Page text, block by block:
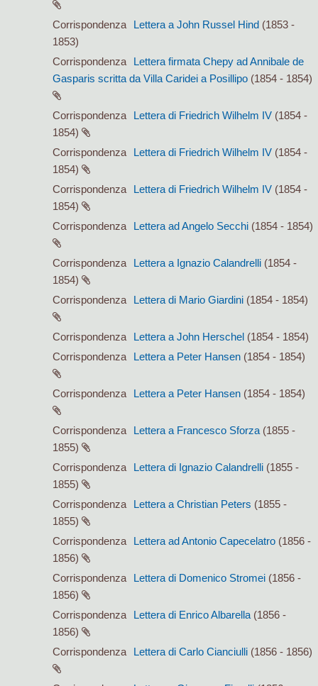
Corrispondenza Lettera a John Russel Hind (1853 -
1853)
Corrispondenza
Lettera firmata Chepy ad Annibale de
Gasparis scritta da Villa Caridei a Posillipo (1854 - 1854)
Corrispondenza Lettera di Friedrich Wilhelm IV (1854 -
1854)
Corrispondenza
Lettera di Friedrich Wilhelm IV (1854 -
1854)
Corrispondenza
Lettera di Friedrich Wilhelm IV (1854 -
1854)
Corrispondenza
Lettera ad Angelo Secchi (1854 - 1854)
Corrispondenza Lettera a Ignazio Calandrelli (1854 -
1854)
Corrispondenza
Lettera di Mario Giardini (1854 - 1854)
Corrispondenza Lettera a John Herschel (1854 - 1854)
Corrispondenza
Lettera a Peter Hansen (1854 - 1854)
Corrispondenza Lettera a Peter Hansen (1854 - 1854)
Corrispondenza Lettera a Francesco Sforza (1855 -
1855)
Corrispondenza
Lettera di Ignazio Calandrelli (1855 -
1855)
Corrispondenza
Lettera a Christian Peters (1855 -
1855)
Corrispondenza
Lettera ad Antonio Capecelatro (1856 -
1856)
Corrispondenza
Lettera di Domenico Stromei (1856 -
1856)
Corrispondenza
Lettera di Enrico Albarella (1856 -
1856)
Corrispondenza
Lettera di Carlo Cianciulli (1856 - 1856)